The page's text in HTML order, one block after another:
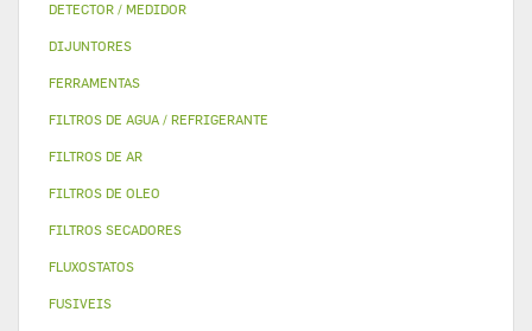
DETECTOR / MEDIDOR
DIJUNTORES
FERRAMENTAS
FILTROS DE AGUA / REFRIGERANTE
FILTROS DE AR
FILTROS DE OLEO
FILTROS SECADORES
FLUXOSTATOS
FUSIVEIS